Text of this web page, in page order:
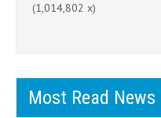
(1,014,802 x)
Most Read